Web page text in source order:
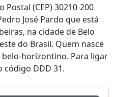
(CEP) 30210-200
José Pardo que está
na cidade de Belo
do Brasil. Quem nasce
horizontino. Para ligar
código DDD 31.